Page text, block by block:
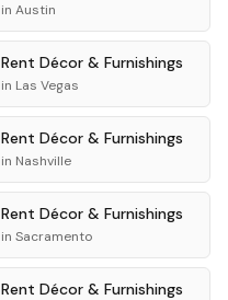
in Austin
Rent Décor & Furnishings
in Las Vegas
Rent Décor & Furnishings
in Nashville
Rent Décor & Furnishings
in Sacramento
Rent Décor & Furnishings